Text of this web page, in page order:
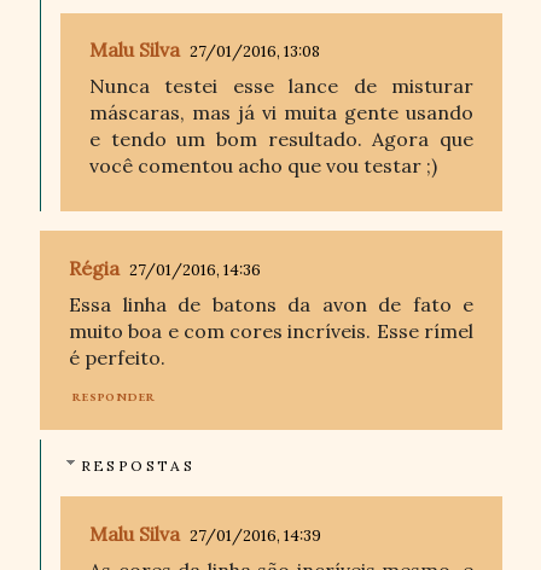
Malu Silva 27/01/2016, 13:08
Nunca testei esse lance de misturar
máscaras, mas já vi muita gente usando
e tendo um bom resultado. Agora que
você comentou acho que vou testar ;)
Régia 27/01/2016, 14:36
Essa linha de batons da avon de fato e
muito boa e com cores incríveis. Esse rímel
é perfeito.
RESPONDER
RESPOSTAS
Malu Silva 27/01/2016, 14:39